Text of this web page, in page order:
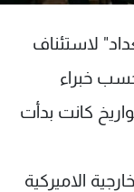
لاستئناف
خبراء
كانت بدأت
الاميركية